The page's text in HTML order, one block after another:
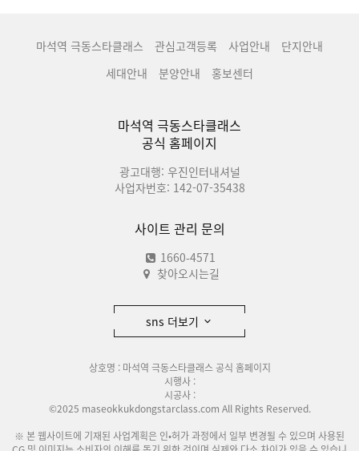
마석역 극동스타클래스 관심고객등록 사업안내
단지안내
세대안내
분양안내 홍보센터
마석역 극동스타클래스
공식 홈페이지
광고대행: 우진인터내셔널
사업자번호: 142-07-35438
사이트 관리 문의
1660-4571
찾아오시는길
sns 더보기
상호명 : 마석역 극동스타클래스 공식 홈페이지
시행사 :
시공사 :
©2025 maseokkukdongstarclass.com All Rights Reserved.
※ 본 웹사이트에 기재된 사업계획은 인•허가 과정에서 일부 변경될 수 있으며 사용된